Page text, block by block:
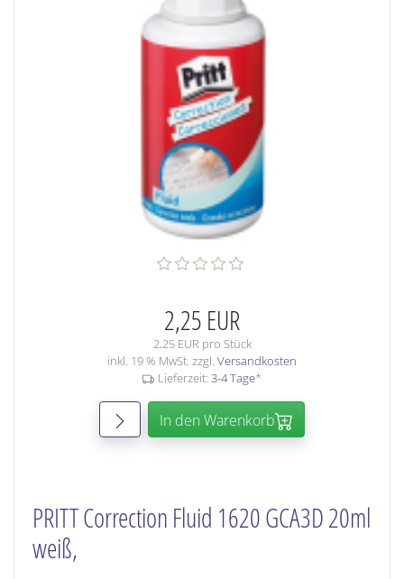
2,25 EUR
2,25 EUR pro Stück
inkl. 19 % MwSt. zzgl. Versandkosten
Lieferzeit: 3-4 Tage*
In den Warenkorb
PRITT Correction Fluid 1620 GCA3D 20ml
weiß,